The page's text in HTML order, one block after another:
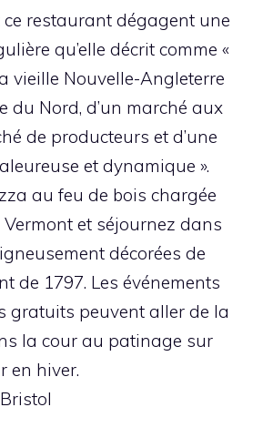
ce restaurant dégagent une
qu’elle décrit comme «
vieille Nouvelle-Angleterre
du Nord, d’un marché aux
de producteurs et d’une
et dynamique ».
au feu de bois chargée
et séjournez dans
décorées de
de 1797. Les événements
gratuits peuvent aller de la
la cour au patinage sur
en hiver.